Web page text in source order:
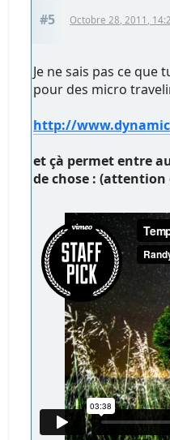
#5 Octobre 28, 2011,
Je ne sais pas ce que
pour des micro
http://
et çà permet entre
de chose : (attention